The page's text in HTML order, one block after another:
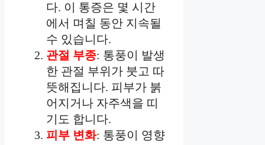
다. 이 통증은 몇 시간
에서 며칠 동안 지속될
수 있습니다.
관절 부종: 통풍이 발생
한 관절 부위가 붓고 따
뜻해집니다. 피부가 붉
어지거나 자주색을 띠
기도 합니다.
피부 변화: 통풍이 영향